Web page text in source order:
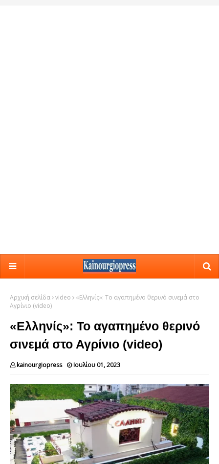
Αρχική σελίδα video
«Ελληνίς»: Το αγαπημένο θερινό σινεμά στο
Αγρίνιο (video)
«Ελληνίς»: Το αγαπημένο θερινό
σινεμά στο Αγρίνιο (video)
kainourgiopress Ιουλίου 01, 2023